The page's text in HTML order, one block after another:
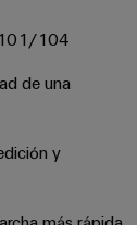
101/104
de una
y